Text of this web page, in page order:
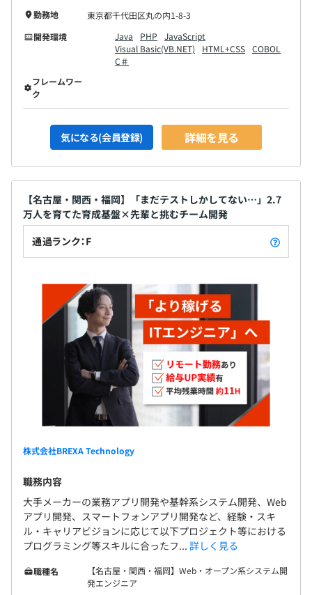
※相談の上、ご希望のマシンを支給いたします。
プロジェクトごとに選択
◆年齢・経験年数に左右されない評価制度
「グレードアップ」と「累積経験値UP」の2軸で評価を行
うエンジニアファーストの評価制度となっています。グレ
ードアップは「社内アカデミー制度の受講」「資格取得」
「累積経験値」によって、累積経験値UPは「客先報酬」
「会社貢献」「業務工程UP」によって構成されていま
や自発的な成長においても大いに評価対象としています。
また、本人の希望や特性を踏まえたキャリア形成のサポー
トを行います。
勤務地
東京都千代田区丸の内1-8-3
開発環境
Java PHP
JavaScript
Visual Basic(VB.NET)
HTML+CSS COBOL
C＃
フレームワー
ク
気になる(会員登録) 詳細を見る
【名古屋・関西・福岡】「まだテストしかしてない…」2.7
万人を育てた育成基盤×先輩と挑むチーム開発
通過ランク：F
株式会社BREXA Technology
職務内容
大手メーカーの業務アプリ開発や基幹系システム開発、Web
アプリ開発、スマートフォンアプリ開発など、経験・スキ
ル・キャリアビジョンに応じて以下プロジェクト等における
プログラミング等スキルに合ったフ... 詳しく見る
職種名
【名古屋・関西・福岡】Web・オープン系システム開
発エンジニア